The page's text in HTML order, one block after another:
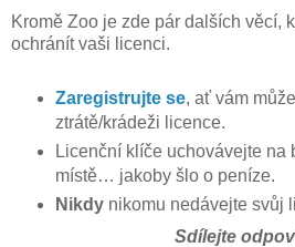
Kromě Zoo je zde pár dalších věcí,
ochránít vaši licenci.
Zaregistrujte se, ať vám
ztrátě/krádeži licence.
Licenční klíče uchovávejte na
místě… jakoby šlo o peníze.
Nikdy nikomu nedávejte svůj
Sdílejte